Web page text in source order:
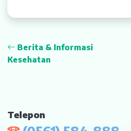
Berita & Informasi
Kesehatan
Telepon